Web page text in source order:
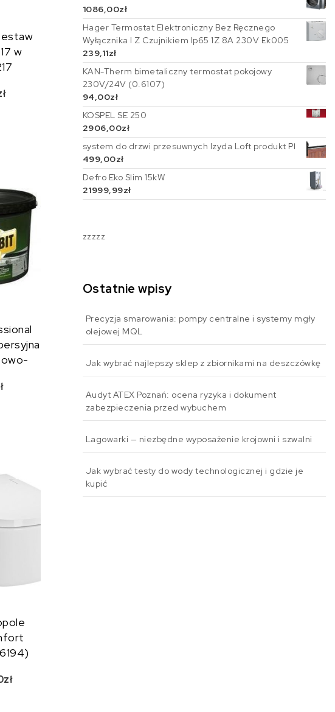
w
I
zł
1086,00zł
Hager Termostat Elektroniczny Bez Ręcznego
Wyłącznika I Z Czujnikiem Ip65 1Z 8A 230V Ek005
239,11zł
KAN-Therm bimetaliczny termostat pokojowy
230V/24V (0.6107)
94,00zł
KOSPEL SE 250
2906,00zł
system do drzwi przesuwnych Izyda Loft produkt Pl
499,00zł
Defro Eko Slim 15kW
21999,99zł
zzzzz
Ostatnie wpisy
Precyzja smarowania: pompy centralne i systemy mgły
olejowej MQL
Jak wybrać najlepszy sklep z zbiornikami na deszczówkę
Audyt ATEX Poznań: ocena ryzyka i dokument
zabezpieczenia przed wybuchem
Lagowarki — niezbędne wyposażenie krojowni i szwalni
Jak wybrać testy do wody technologicznej i gdzie je
kupić